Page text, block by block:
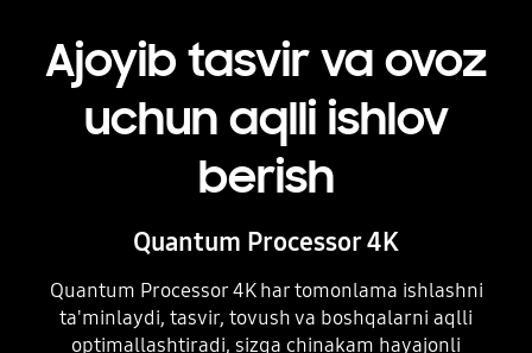
Ajoyib tasvir va ovoz
uchun aqlli ishlov
berish
Quantum Processor 4K
Quantum Processor 4K har tomonlama ishlashni
ta'minlaydi, tasvir, tovush va boshqalarni aqlli
optimallashtiradi, sizga chinakam hayajonli